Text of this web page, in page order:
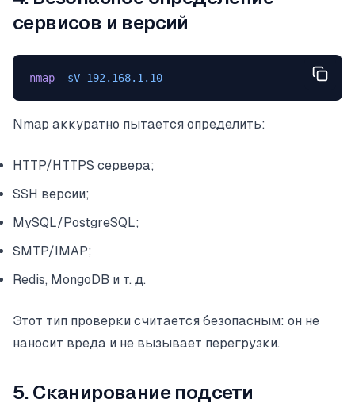
сервисов и версий
nmap -sV 192.168.1.10
Nmap аккуратно пытается определить:
HTTP/HTTPS сервера;
SSH версии;
MySQL/PostgreSQL;
SMTP/IMAP;
Redis, MongoDB и т. д.
Этот тип проверки считается безопасным: он не
наносит вреда и не вызывает перегрузки.
5. Сканирование подсети